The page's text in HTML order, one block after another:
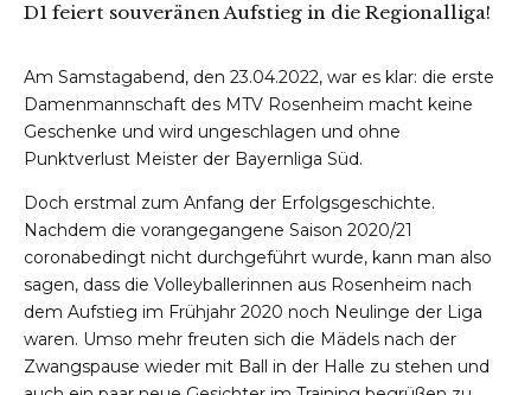
D1 feiert souveränen Aufstieg in die Regionalliga!
Am Samstagabend, den 23.04.2022, war es klar: die erste
Damenmannschaft des MTV Rosenheim macht keine
Geschenke und wird ungeschlagen und ohne
Punktverlust Meister der Bayernliga Süd.
Doch erstmal zum Anfang der Erfolgsgeschichte.
Nachdem die vorangegangene Saison 2020/21
coronabedingt nicht durchgeführt wurde, kann man also
sagen, dass die Volleyballerinnen aus Rosenheim nach
dem Aufstieg im Frühjahr 2020 noch Neulinge der Liga
waren. Umso mehr freuten sich die Mädels nach der
Zwangspause wieder mit Ball in der Halle zu stehen und